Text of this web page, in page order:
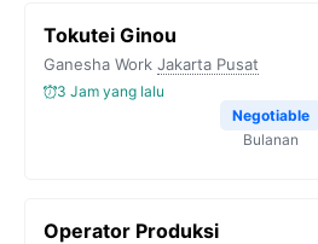
Tokutei Ginou
Ganesha Work Jakarta Pusat
3 Jam yang lalu
Negotiable
Bulanan
Operator Produksi